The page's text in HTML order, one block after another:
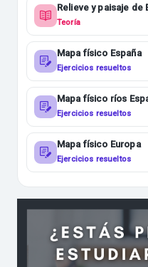
Relieve y paisaje de
Teoría
Mapa físico España
Ejercicios resueltos
Mapa físico ríos
Ejercicios resueltos
Mapa físico Europa
Ejercicios resueltos